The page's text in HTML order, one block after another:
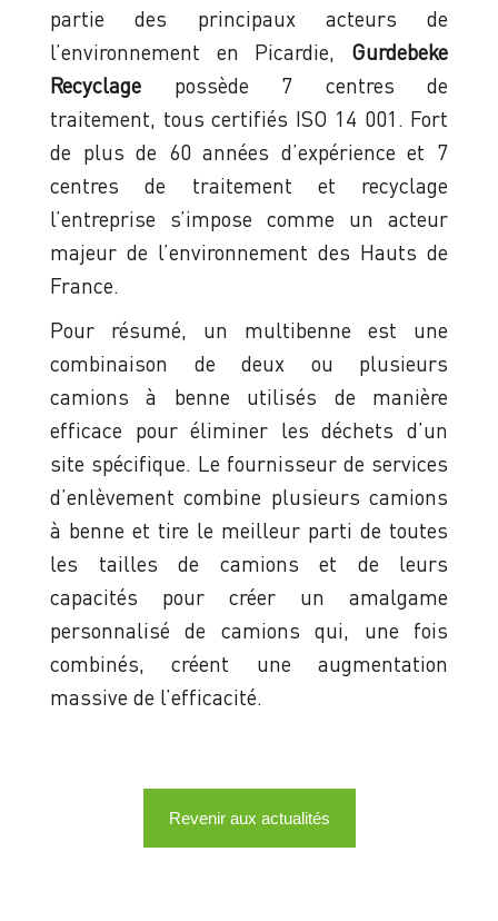
partie des principaux acteurs de
l’environnement en Picardie, Gurdebeke
Recyclage possède 7 centres de
traitement, tous certifiés ISO 14 001. Fort
de plus de 60 années d’expérience et 7
centres de traitement et recyclage
l’entreprise s’impose comme un acteur
majeur de l’environnement des Hauts de
France.
Pour résumé, un multibenne est une
combinaison de deux ou plusieurs
camions à benne utilisés de manière
efficace pour éliminer les déchets d’un
site spécifique. Le fournisseur de services
d’enlèvement combine plusieurs camions
à benne et tire le meilleur parti de toutes
les tailles de camions et de leurs
capacités pour créer un amalgame
personnalisé de camions qui, une fois
combinés, créent une augmentation
massive de l’efficacité.
Revenir aux actualités